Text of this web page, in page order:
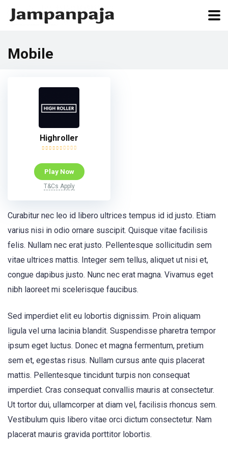
Mobile
Highroller
Play Now
T&Cs Apply
Curabitur nec leo id libero ultrices tempus id id justo. Etiam
varius nisi in odio ornare suscipit. Quisque vitae facilisis
felis. Nullam nec erat justo. Pellentesque sollicitudin sem
vitae ultrices mattis. Integer sem tellus, aliquet ut nisi et,
congue dapibus justo. Nunc nec erat magna. Vivamus eget
nibh laoreet mi scelerisque faucibus.
Sed imperdiet elit eu lobortis dignissim. Proin aliquam
ligula vel urna lacinia blandit. Suspendisse pharetra tempor
ipsum eget luctus. Donec et magna fermentum, pretium
sem et, egestas risus. Nullam cursus ante quis placerat
mattis. Pellentesque tincidunt turpis non consequat
imperdiet. Cras consequat convallis mauris at consectetur.
Ut tortor dui, ullamcorper at diam vel, facilisis rhoncus sem.
Vestibulum quis libero vitae orci dictum consectetur. Nam
placerat mauris gravida porttitor lobortis.